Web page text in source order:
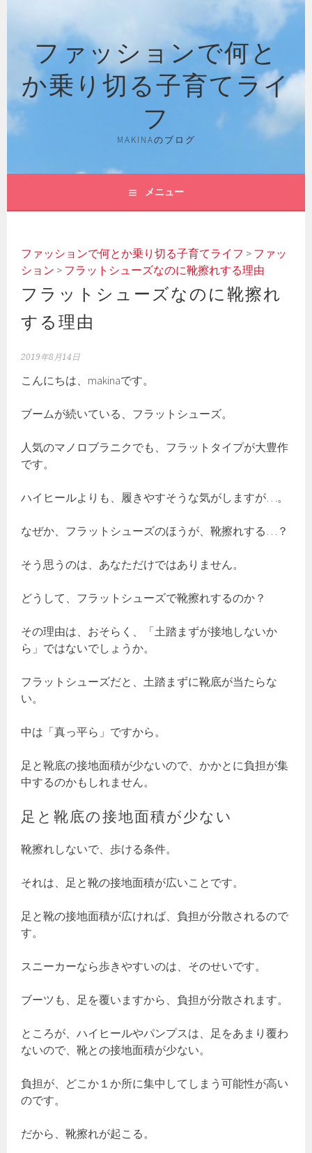
ファッションで何と
か乗り切る子育てライ
フ
MAKINAのブログ
メニュー
ファッションで何とか乗り切る子育てライフ > ファッ
ション > フラットシューズなのに靴擦れする理由
フラットシューズなのに靴擦れ
する理由
2019年8月14日
こんにちは、makinaです。
ブームが続いている、フラットシューズ。
人気のマノロブラニクでも、フラットタイプが大豊作
です。
ハイヒールよりも、履きやすそうな気がしますが…。
なぜか、フラットシューズのほうが、靴擦れする…？
そう思うのは、あなただけではありません。
どうして、フラットシューズで靴擦れするのか？
その理由は、おそらく、「土踏まずが接地しないか
ら」ではないでしょうか。
フラットシューズだと、土踏まずに靴底が当たらな
い。
中は「真っ平ら」ですから。
足と靴底の接地面積が少ないので、かかとに負担が集
中するのかもしれません。
足と靴底の接地面積が少ない
靴擦れしないで、歩ける条件。
それは、足と靴の接地面積が広いことです。
足と靴の接地面積が広ければ、負担が分散されるので
す。
スニーカーなら歩きやすいのは、そのせいです。
ブーツも、足を覆いますから、負担が分散されます。
ところが、ハイヒールやパンプスは、足をあまり覆わ
ないので、靴との接地面積が少ない。
負担が、どこか１か所に集中してしまう可能性が高い
のです。
だから、靴擦れが起こる。